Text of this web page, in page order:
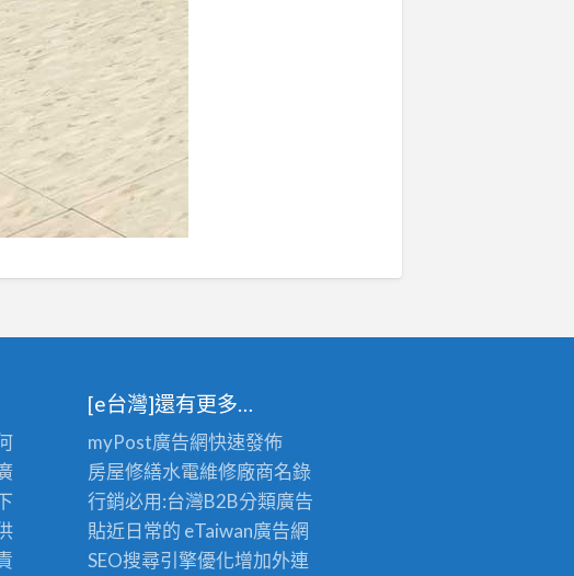
[e台灣]還有更多…
myPost廣告網快速發佈
房屋修繕水電維修廠商名錄
行銷必用:台灣B2B分類廣告
貼近日常的 eTaiwan廣告網
SEO搜尋引擎優化增加外連